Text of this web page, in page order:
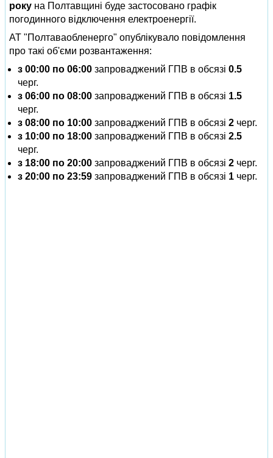
року на Полтавщині буде застосовано графік
погодинного відключення електроенергії.
АТ "Полтаваобленерго" опублікувало повідомлення
про такі об'єми розвантаження:
з 00:00 по 06:00 запроваджений ГПВ в обсязі 0.5
черг.
з 06:00 по 08:00 запроваджений ГПВ в обсязі 1.5
черг.
з 08:00 по 10:00 запроваджений ГПВ в обсязі 2 черг.
з 10:00 по 18:00 запроваджений ГПВ в обсязі 2.5
черг.
з 18:00 по 20:00 запроваджений ГПВ в обсязі 2 черг.
з 20:00 по 23:59 запроваджений ГПВ в обсязі 1 черг.